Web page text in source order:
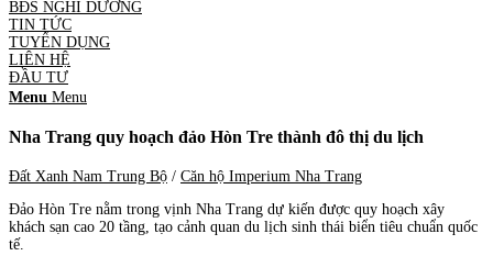
BĐS NGHỈ DƯỠNG
TIN TỨC
TUYỂN DỤNG
LIÊN HỆ
ĐẦU TƯ
Menu Menu
Nha Trang quy hoạch đảo Hòn Tre thành đô thị du lịch
Đất Xanh Nam Trung Bộ / Căn hộ Imperium Nha Trang
Đảo Hòn Tre nằm trong vịnh Nha Trang dự kiến được quy hoạch xây
khách sạn cao 20 tầng, tạo cảnh quan du lịch sinh thái biển tiêu chuẩn quốc
tế.